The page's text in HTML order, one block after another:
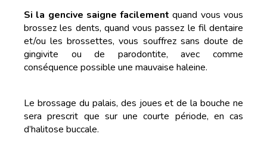
Si la gencive saigne facilement quand vous vous
brossez les dents, quand vous passez le fil dentaire
et/ou les brossettes, vous souffrez sans doute de
gingivite ou de parodontite, avec comme
conséquence possible une mauvaise haleine.
Le brossage du palais, des joues et de la bouche ne
sera prescrit que sur une courte période, en cas
d’halitose buccale.